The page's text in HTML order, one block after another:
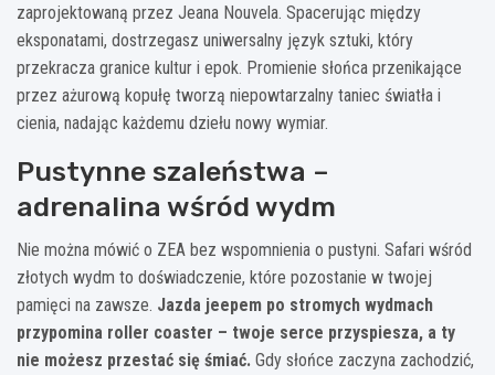
zaprojektowaną przez Jeana Nouvela. Spacerując między
eksponatami, dostrzegasz uniwersalny język sztuki, który
przekracza granice kultur i epok. Promienie słońca przenikające
przez ażurową kopułę tworzą niepowtarzalny taniec światła i
cienia, nadając każdemu dziełu nowy wymiar.
Pustynne szaleństwa –
adrenalina wśród wydm
Nie można mówić o ZEA bez wspomnienia o pustyni. Safari wśród
złotych wydm to doświadczenie, które pozostanie w twojej
pamięci na zawsze. Jazda jeepem po stromych wydmach
przypomina roller coaster – twoje serce przyspiesza, a ty
nie możesz przestać się śmiać. Gdy słońce zaczyna zachodzić,